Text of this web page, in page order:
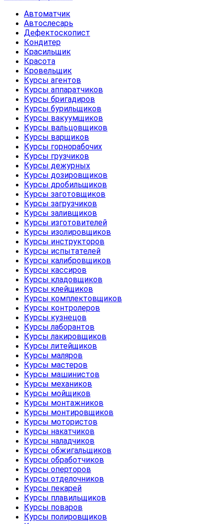
Автоматчик
Автослесарь
Дефектоскопист
Кондитер
Красильщик
Красота
Кровельщик
Курсы агентов
Курсы аппаратчиков
Курсы бригадиров
Курсы бурильщиков
Курсы вакуумщиков
Курсы вальцовщиков
Курсы варщиков
Курсы горнорабочих
Курсы грузчиков
Курсы дежурных
Курсы дозировщиков
Курсы дробильщиков
Курсы заготовщиков
Курсы загрузчиков
Курсы заливщиков
Курсы изготовителей
Курсы изолировщиков
Курсы инструкторов
Курсы испытателей
Курсы калибровщиков
Курсы кассиров
Курсы кладовщиков
Курсы клейщиков
Курсы комплектовщиков
Курсы контролеров
Курсы кузнецов
Курсы лаборантов
Курсы лакировщиков
Курсы литейщиков
Курсы маляров
Курсы мастеров
Курсы машинистов
Курсы механиков
Курсы мойщиков
Курсы монтажников
Курсы монтировщиков
Курсы мотористов
Курсы накатчиков
Курсы наладчиков
Курсы обжигальщиков
Курсы обработчиков
Курсы оперторов
Курсы отделочников
Курсы пекарей
Курсы плавильщиков
Курсы поваров
Курсы полировщиков